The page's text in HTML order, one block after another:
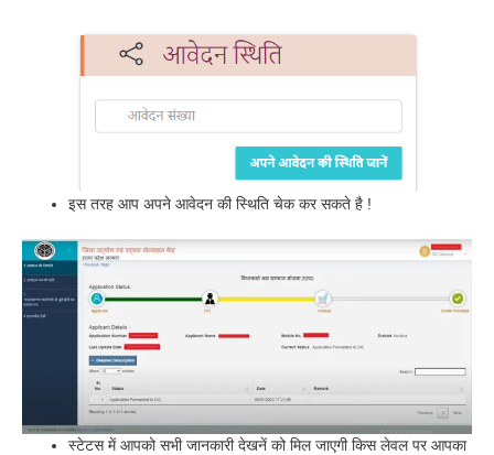
इस तरह आप अपने आवेदन की स्थिति चेक कर सकते है !
स्टेटस में आपको सभी जानकारी देखनें को मिल जाएगी किस लेवल पर आपका